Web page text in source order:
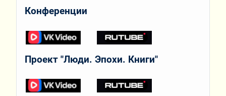
Конференции
Проект "Люди. Эпохи. Книги"